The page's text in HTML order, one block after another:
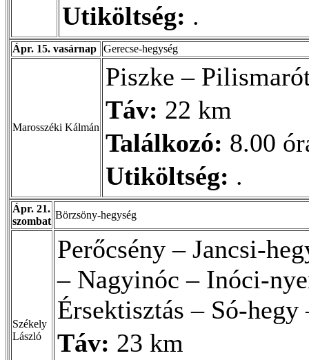
Utiköltség: .
Ápr. 15. vasárnap Gerecse-hegység
Marosszéki Kálmán
Piszke –
Táv: 22 km
Találkozó: 8.00
Utiköltség: .
Ápr. 21.
szombat
Börzsöny-hegység
Székely
László
Perőcsény – Jancsi-
– Nagyinóc – Inóci-
Érsektisztás – Só-
Táv: 23 km